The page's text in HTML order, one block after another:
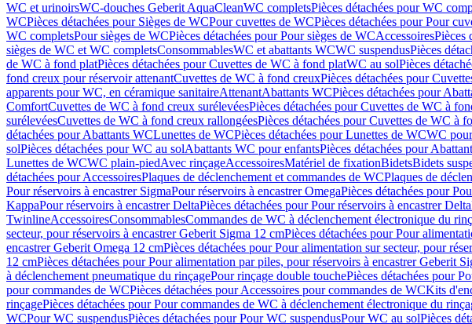
WC et urinoirsWC-douches Geberit AquaCleanWC completsPièces détachées pour WC
WCPièces détachées pour Sièges de WCPour cuvettes de WCPièces détachées pour Pour
WC completsPour sièges de WCPièces détachées pour Pour sièges de WCAccessoiresPièces
sièges de WC et WC completsConsommablesWC et abattants WCWC suspendusPièces
de WC à fond platPièces détachées pour Cuvettes de WC à fond platWC au solPièces
fond creux pour réservoir attenantCuvettes de WC à fond creuxPièces détachées pour
apparents pour WC, en céramique sanitaireAttenantAbattants WCPièces détachées pour
ComfortCuvettes de WC à fond creux surélevéesPièces détachées pour Cuvettes de WC à
surélevéesCuvettes de WC à fond creux rallongéesPièces détachées pour Cuvettes de WC à
détachées pour Abattants WCLunettes de WCPièces détachées pour Lunettes de WCWC
solPièces détachées pour WC au solAbattants WC pour enfantsPièces détachées pour
Lunettes de WCWC plain-piedAvec rinçageAccessoiresMatériel de fixationBidetsBidets
détachées pour AccessoiresPlaques de déclenchement et commandes de WCPlaques de
Pour réservoirs à encastrer SigmaPour réservoirs à encastrer OmegaPièces détachées pour
KappaPour réservoirs à encastrer DeltaPièces détachées pour Pour réservoirs à encastrer Delta
TwinlineAccessoiresConsommablesCommandes de WC à déclenchement électronique du
secteur, pour réservoirs à encastrer Geberit Sigma 12 cmPièces détachées pour Pour
encastrer Geberit Omega 12 cmPièces détachées pour Pour alimentation sur secteur, pour
12 cmPièces détachées pour Pour alimentation par piles, pour réservoirs à encastrer Geberit
à déclenchement pneumatique du rinçagePour rinçage double touchePièces détachées pour
pour commandes de WCPièces détachées pour Accessoires pour commandes de WCKits
rinçagePièces détachées pour Pour commandes de WC à déclenchement électronique du
WCPour WC suspendusPièces détachées pour Pour WC suspendusPour WC au solPièces